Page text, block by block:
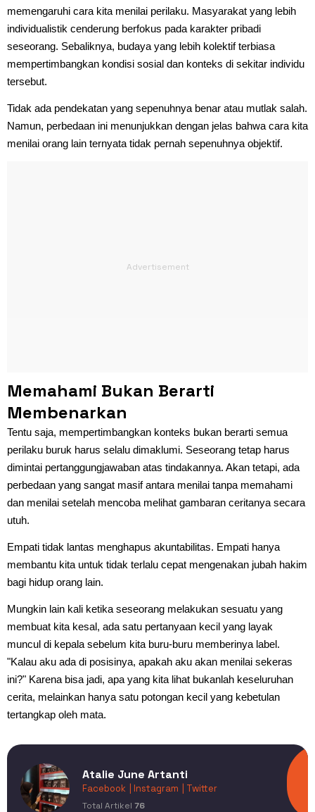
memengaruhi cara kita menilai perilaku. Masyarakat yang lebih
individualistik cenderung berfokus pada karakter pribadi
seseorang. Sebaliknya, budaya yang lebih kolektif terbiasa
mempertimbangkan kondisi sosial dan konteks di sekitar individu
tersebut.
Tidak ada pendekatan yang sepenuhnya benar atau mutlak salah.
Namun, perbedaan ini menunjukkan dengan jelas bahwa cara kita
menilai orang lain ternyata tidak pernah sepenuhnya objektif.
Memahami Bukan Berarti
Membenarkan
Tentu saja, mempertimbangkan konteks bukan berarti semua
perilaku buruk harus selalu dimaklumi. Seseorang tetap harus
dimintai pertanggungjawaban atas tindakannya. Akan tetapi, ada
perbedaan yang sangat masif antara menilai tanpa memahami
dan menilai setelah mencoba melihat gambaran ceritanya secara
utuh.
Empati tidak lantas menghapus akuntabilitas. Empati hanya
membantu kita untuk tidak terlalu cepat mengenakan jubah hakim
bagi hidup orang lain.
Mungkin lain kali ketika seseorang melakukan sesuatu yang
membuat kita kesal, ada satu pertanyaan kecil yang layak
muncul di kepala sebelum kita buru-buru memberinya label.
"Kalau aku ada di posisinya, apakah aku akan menilai sekeras
ini?" Karena bisa jadi, apa yang kita lihat bukanlah keseluruhan
cerita, melainkan hanya satu potongan kecil yang kebetulan
tertangkap oleh mata.
Atalie June Artanti
Facebook | Instagram | Twitter
Total Artikel 76